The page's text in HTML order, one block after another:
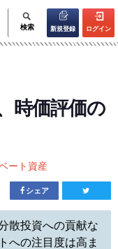
検索 新規登録 ログイン
時価評価の
ート資産
シェア
散投資への貢献な
への注目度は高ま